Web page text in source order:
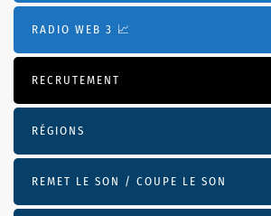
RADIO WEB 3 📈
RECRUTEMENT
RÉGIONS
REMET LE SON / COUPE LE SON